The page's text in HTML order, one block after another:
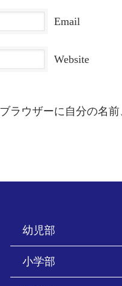
Email
Website
ラウザーに自分の名
幼児部
小学部